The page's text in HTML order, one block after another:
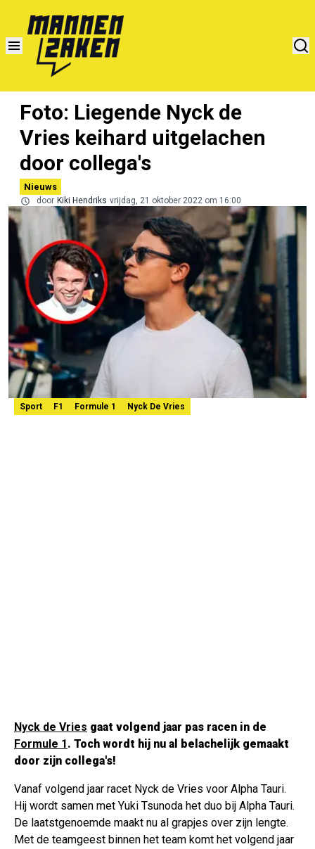
Foto: Liegende Nyck de
Vries keihard uitgelachen
door collega's
Nieuws
door Kiki Hendriks vrijdag, 21 oktober 2022 om 16:00
Sport F1 Formule 1 Nyck De Vries
Nyck de Vries gaat volgend jaar pas racen in de
Formule 1 . Toch wordt hij nu al belachelijk gemaakt
door zijn collega's!
Vanaf volgend jaar racet Nyck de Vries voor Alpha Tauri.
Hij wordt samen met Yuki Tsunoda het duo bij Alpha Tauri.
De laatstgenoemde maakt nu al grapjes over zijn lengte.
Met de teamgeest binnen het team komt het volgend jaar